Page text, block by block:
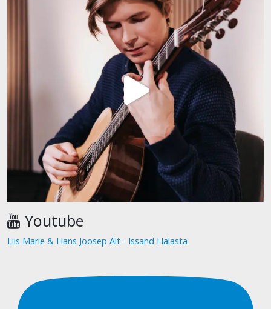
Youtube
Liis Marie & Hans Joosep Alt - Issand Halasta